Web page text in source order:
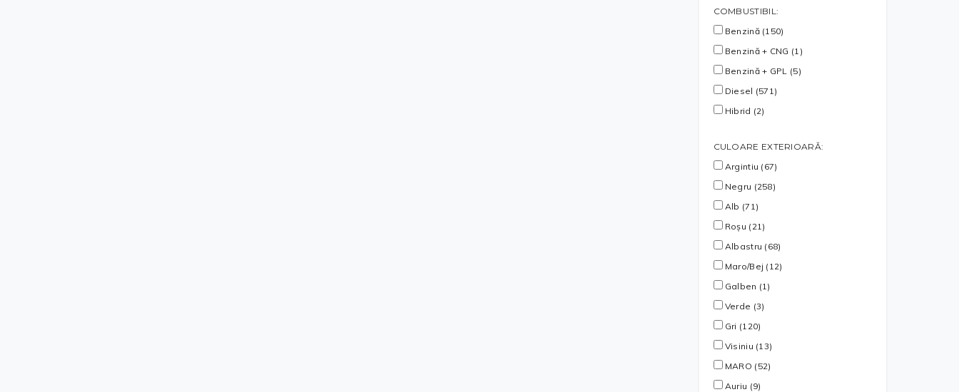
COMBUSTIBIL:
Benzină (150)
Benzină + CNG (1)
Benzină + GPL (5)
Diesel (571)
Hibrid (2)
CULOARE EXTERIOARĂ:
Argintiu (67)
Negru (258)
Alb (71)
Roșu (21)
Albastru (68)
Maro/Bej (12)
Galben (1)
Verde (3)
Gri (120)
Visiniu (13)
MARO (52)
Auriu (9)